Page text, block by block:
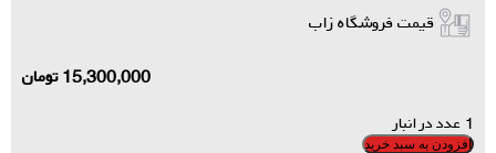
قیمت فروشگاه زاب
15,300,000تومان
1 عدد در انبار
افزودن به سبد خرید